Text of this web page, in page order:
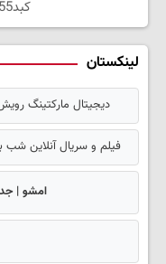
کبد55%تخفیف
لینکستان
دیجیتال مارکتینگ
فیلم و سریال آنلاین شب
امشو |